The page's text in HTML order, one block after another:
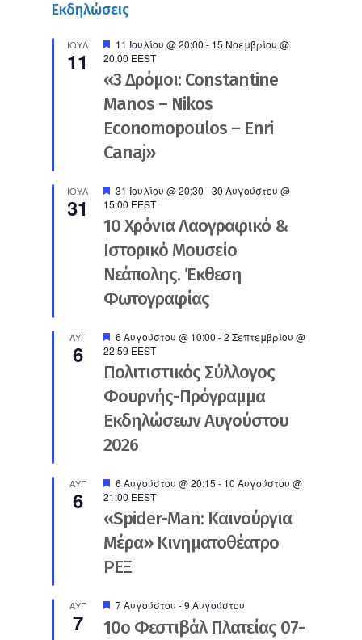
Εκδηλώσεις
ΙΟΎΛ
11
Προτεινόμενο
11 Ιουλίου @ 20:00 - 15 Νοεμβρίου @
20:00 EEST
«3 Δρόμοι: Constantine
Manos – Nikos
Economopoulos – Enri
Canaj»
ΙΟΎΛ
31
Προτεινόμενο
31 Ιουλίου @ 20:30 -30 Αυγούστου @
15:00 EEST
10 Χρόνια Λαογραφικό &
Ιστορικό Μουσείο
Νεάπολης. Έκθεση
Φωτογραφίας
ΑΥΓ
6
Προτεινόμενο
6 Αυγούστου @ 10:00 -2 Σεπτεμβρίου @
22:59 EEST
Πολιτιστικός Σύλλογος
Φουρνής-Πρόγραμμα
Εκδηλώσεων Αυγούστου
2026
ΑΥΓ
6
Προτεινόμενο
6 Αυγούστου @ 20:15 - 10 Αυγούστου @
21:00 EEST
«Spider-Man: Καινούργια
Μέρα» Κινηματοθέατρο
ΡΕΞ
ΑΥΓ
7
Προτεινόμενο
7 Αυγούστου -9 Αυγούστου
10ο Φεστιβάλ Πλατείας 07-